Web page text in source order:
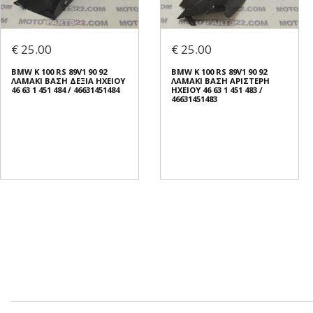
€ 25.00
BMW K 100 RS 89V1 90 92
ΛΑΜΑΚΙ ΒΑΣΗ ΔΕΞΙΑ ΗΧΕΙΟΥ
46 63 1 451 484 / 46631451484
€ 25.00
BMW K 100 RS 89V1 90 92
ΛΑΜΑΚΙ ΒΑΣΗ ΑΡΙΣΤΕΡΗ
ΗΧΕΙΟΥ 46 63 1 451 483 /
46631451483